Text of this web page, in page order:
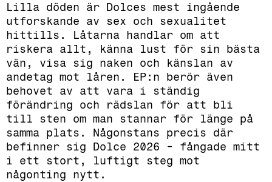
Lilla döden är Dolces mest ingående
utforskande av sex och sexualitet
hittills. Låtarna handlar om att
riskera allt, känna lust för sin bästa
vän, visa sig naken och känslan av
andetag mot låren. EP:n berör även
behovet av att vara i ständig
förändring och rädslan för att bli
till sten om man stannar för länge på
samma plats. Någonstans precis där
befinner sig Dolce 2026 - fångade mitt
i ett stort, luftigt steg mot
någonting nytt.